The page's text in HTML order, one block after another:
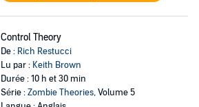
Control Theory
De : Rich Restucci
Lu par : Keith Brown
Durée : 10 h et 30 min
Série :Zombie Theories, Volume 5